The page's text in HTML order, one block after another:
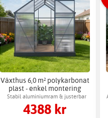
Växthus 6,0 m² polykarbonat
plast - enkel montering
Stabil aluminiumram & justerbar
ventilation
4388 kr